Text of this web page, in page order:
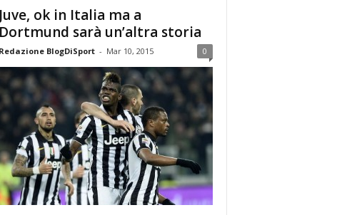
Juve, ok in Italia ma a
Dortmund sarà un’altra storia
Redazione BlogDiSport - Mar 10, 2015 0